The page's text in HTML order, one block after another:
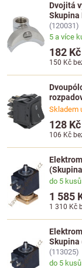
Dvojitá
Skupina
(120031)
5 a více
182 Kč
150 Kč
Skladem
128 Kč
106 Kč
do 5
1 585
1 310 Kč
Skupina
(113025)
do 5